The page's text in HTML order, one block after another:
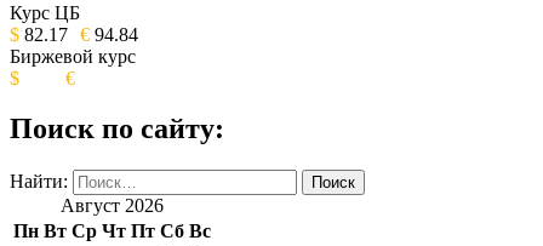
ИЗДАНИЕ КАМЧАТСКОГО КРАЯ.
Курс ЦБ
$ 82.17 € 94.84
Биржевой курс
$
€
Поиск по сайту:
Найти:
Август 2026
Пн Вт Ср Чт Пт Сб Вс